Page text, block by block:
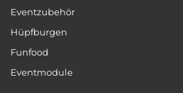
Eventzubehör
Hüpfburgen
Funfood
Eventmodule